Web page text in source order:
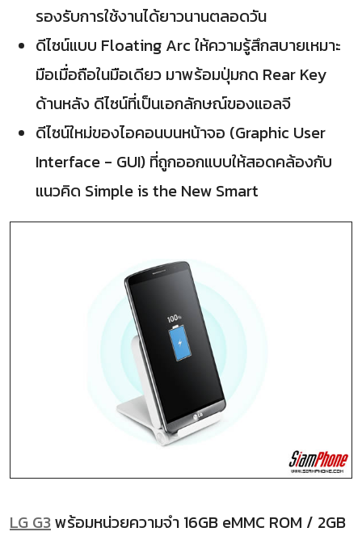
รองรับการใช้งานได้ยาวนานตลอดวัน
ดีไซน์แบบ Floating Arc ให้ความรู้สึกสบายเหมาะ
มือเมื่อถือในมือเดียว มาพร้อมปุ่มกด Rear Key
ด้านหลัง ดีไซน์ที่เป็นเอกลักษณ์ของแอลจี
ดีไซน์ใหม่ของไอคอนบนหน้าจอ (Graphic User
Interface - GUI) ที่ถูกออกแบบให้สอดคล้องกับ
แนวคิด Simple is the New Smart
LG G3พร้อมหน่วยความจำ 16GB eMMC ROM / 2GB